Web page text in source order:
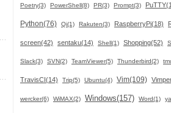
Poetry(3) PowerShell(8) PR(3) Prompt(3)
Python(76) Qi(1) Rakuten(3) RaspberryPi(18)
screen(42) sentaku(14) Shell(1) Shopping(52)
Slack(3) SVN(2) TeamViewer(5) Thunderbird(2)
TravisCI(14) Trip(5) Ubuntu(4) Vim(109)
wercker(6) WiMAX(2) Windows(157) Word(1)